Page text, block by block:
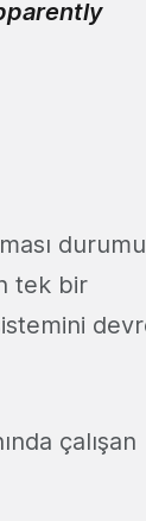
durumu
tek bir
çalışan